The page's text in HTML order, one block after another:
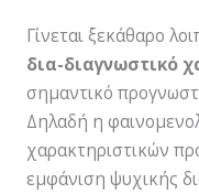
Γίνεται ξεκάθαρο
δια-διαγνωστικό
σημαντικό
Δηλαδή η
χαρακτηριστικών
εμφάνιση ψυχικής